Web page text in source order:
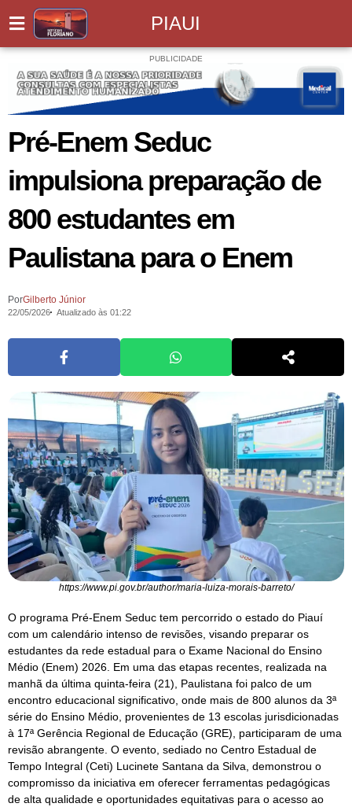
PIAUI
PUBLICIDADE
Pré-Enem Seduc
impulsiona preparação de
800 estudantes em
Paulistana para o Enem
PorGilberto Júnior
22/05/2026 Atualizado às 01:22
https://www.pi.gov.br/author/maria-luiza-morais-barreto/
O programa Pré-Enem Seduc tem percorrido o estado do Piauí
com um calendário intenso de revisões, visando preparar os
estudantes da rede estadual para o Exame Nacional do Ensino
Médio (Enem) 2026. Em uma das etapas recentes, realizada na
manhã da última quinta-feira (21), Paulistana foi palco de um
encontro educacional significativo, onde mais de 800 alunos da 3ª
série do Ensino Médio, provenientes de 13 escolas jurisdicionadas
à 17ª Gerência Regional de Educação (GRE), participaram de uma
revisão abrangente. O evento, sediado no Centro Estadual de
Tempo Integral (Ceti) Lucinete Santana da Silva, demonstrou o
compromisso da iniciativa em oferecer ferramentas pedagógicas
de alta qualidade e oportunidades equitativas para o acesso ao